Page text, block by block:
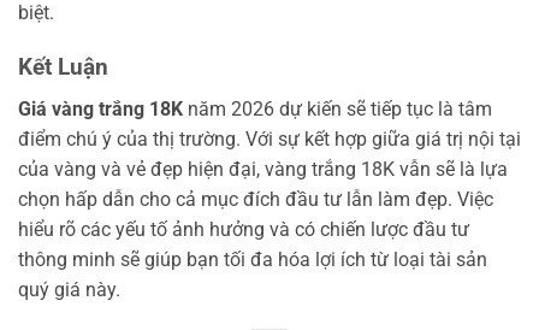
biệt.
Kết Luận
Giá vàng trắng 18K năm 2026 dự kiến sẽ tiếp tục là tâm
điểm chú ý của thị trường. Với sự kết hợp giữa giá trị nội tại
của vàng và vẻ đẹp hiện đại, vàng trắng 18K vẫn sẽ là lựa
chọn hấp dẫn cho cả mục đích đầu tư lẫn làm đẹp. Việc
hiểu rõ các yếu tố ảnh hưởng và có chiến lược đầu tư
thông minh sẽ giúp bạn tối đa hóa lợi ích từ loại tài sản
quý giá này.